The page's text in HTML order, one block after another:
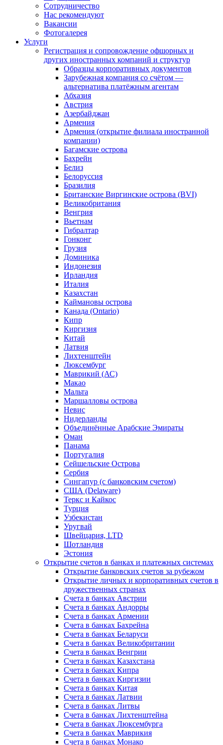
Сотрудничество
Нас рекомендуют
Вакансии
Фотогалерея
Услуги
Регистрация и сопровождение офшорных и
других иностранных компаний и структур
Образцы корпоративных документов
Зарубежная компания со счётом —
альтернатива платёжным агентам
Абхазия
Австрия
Азербайджан
Армения
Армения (открытие филиала иностранной
компании)
Багамские острова
Бахрейн
Белиз
Белоруссия
Бразилия
Британские Виргинские острова (BVI)
Великобритания
Венгрия
Вьетнам
Гибралтар
Гонконг
Грузия
Доминика
Индонезия
Ирландия
Италия
Казахстан
Каймановы острова
Канада (Ontario)
Кипр
Киргизия
Китай
Латвия
Лихтенштейн
Люксембург
Маврикий (АС)
Макао
Мальта
Маршалловы острова
Нeвис
Нидерланды
Объединённые Арабские Эмираты
Оман
Панама
Португалия
Сейшельские Острова
Сербия
Сингапур (c банковским счетом)
США (Delaware)
Теркс и Кайкос
Турция
Узбекистан
Уругвай
Швейцария, LTD
Шотландия
Эстония
Открытие счетов в банках и платежных системах
Открытие банковских счетов за рубежом
Открытие личных и корпоративных счетов в
дружественных странах
Счета в банках Австрии
Счета в банках Андорры
Счета в банках Армении
Счета в банках Бахрейна
Счета в банках Беларуси
Счета в банках Великобритании
Счета в банках Венгрии
Счета в банках Казахстана
Счета в банках Кипра
Счета в банках Киргизии
Счета в банках Китая
Счета в банках Латвии
Счета в банках Литвы
Счета в банках Лихтенштейна
Счета в банках Люксембурга
Счета в банках Маврикия
Счета в банках Монако